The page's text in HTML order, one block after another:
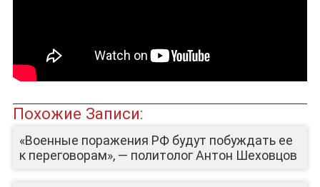
Похожие Записи:
«Военные поражения РФ будут побуждать ее
к переговорам», — политолог Антон Шеховцов